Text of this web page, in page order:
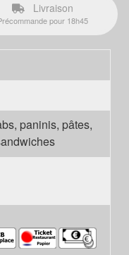
Livraison
pour 18h45
paninis, pâtes,